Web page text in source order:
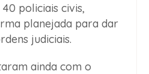
policiais civis,
planejada para dar
judiciais.
ainda com o